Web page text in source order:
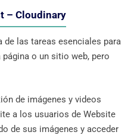
– Cloudinary
de las tareas esenciales para
o un sitio web, pero
de imágenes y videos
a los usuarios de Website
de sus imágenes y acceder